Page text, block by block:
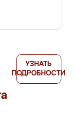
УЗНАТЬ
ПОДРОБНОСТИ